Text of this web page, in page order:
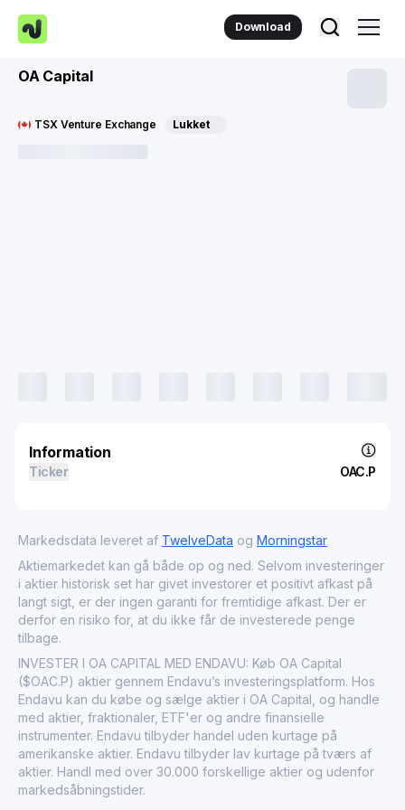
Download
OA Capital
TSX Venture Exchange Lukket
Information
Ticker OAC.P
Markedsdata leveret af TwelveData og Morningstar
Aktiemarkedet kan gå både op og ned. Selvom investeringer
i aktier historisk set har givet investorer et positivt afkast på
langt sigt, er der ingen garanti for fremtidige afkast. Der er
derfor en risiko for, at du ikke får de investerede penge
tilbage.
INVESTER I OA CAPITAL MED ENDAVU: Køb OA Capital
($OAC.P) aktier gennem Endavu’s investeringsplatform. Hos
Endavu kan du købe og sælge aktier i OA Capital, og handle
med aktier, fraktionaler, ETF'er og andre finansielle
instrumenter. Endavu tilbyder handel uden kurtage på
amerikanske aktier. Endavu tilbyder lav kurtage på tværs af
aktier. Handl med over 30.000 forskellige aktier og udenfor
markedsåbningstider.